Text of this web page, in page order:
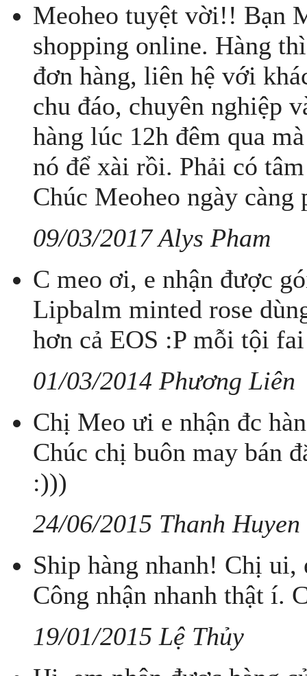
Meoheo tuyệt vời!! Bạn
shopping online. Hàng
đơn hàng, liên hệ với
chu đáo, chuyên nghiệp
hàng lúc 12h đêm qua
nó để xài rồi. Phải có
Chúc Meoheo ngày
09/03/2017 Alys Pham
C meo ơi, e nhận được
Lipbalm minted rose
hơn cả EOS :P mỗi tội
01/03/2014 Phương Liên
Chị Meo ưi e nhận đc
Chúc chị buôn may bán
:)))
24/06/2015 Thanh Huyen
Ship hàng nhanh! Chị
Công nhận nhanh thật í.
19/01/2015 Lệ Thủy